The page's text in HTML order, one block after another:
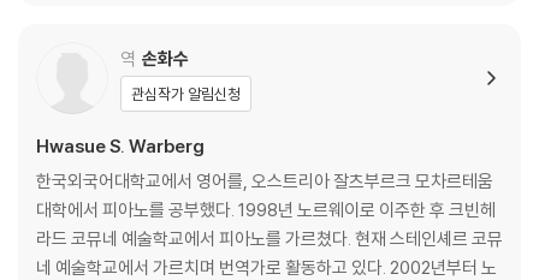
역 손화수
관심작가 알림신청
Hwasue S. Warberg
한국외국어대학교에서 영어를, 오스트리아 잘츠부르크 모차르테움
대학에서 피아노를 공부했다. 1998년 노르웨이로 이주한 후 크빈헤
라드 코뮤네 예술학교에서 피아노를 가르쳤다. 현재 스테인셰르 코뮤
네 예술학교에서 가르치며 번역가로 활동하고 있다. 2002년부터 노